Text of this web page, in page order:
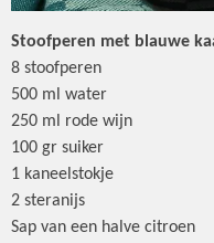
Stoofperen met blauwe
8 stoofperen
500 ml water
250 ml rode wijn
100 gr suiker
1 kaneelstokje
2 steranijs
Sap van een halve citroen